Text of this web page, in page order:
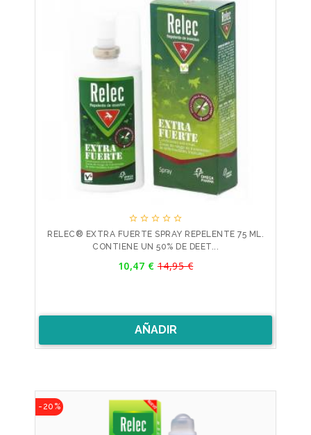
    
RELEC® EXTRA FUERTE SPRAY REPELENTE 75 ML.
CONTIENE UN 50% DE DEET...
10,47 €Precio
14,95 €
AÑADIR
-20%